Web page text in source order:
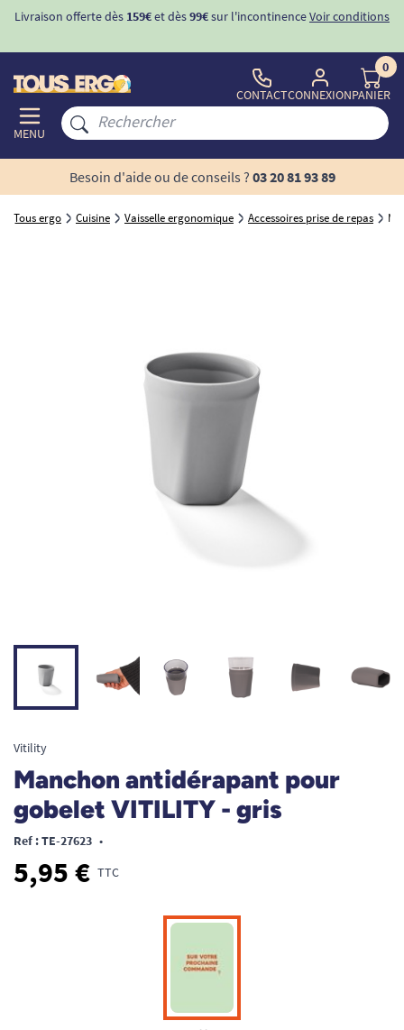
Livraison offerte dès 159€et dès99€sur l'incontinenceVoir conditions
MENU
CONTACTCONNEXION
0
PANIER
Besoin d'aide ou de conseils ? 03 20 81 93 89
Tous ergo Cuisine Vaisselle ergonomique Accessoires prise de repas
Vitility
Manchon antidérapant pour
gobelet VITILITY - gris
Ref : TE-27623 •
5,95 € TTC